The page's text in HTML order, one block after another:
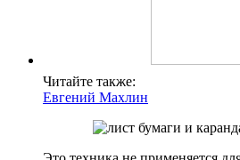
Читайте также:
Евгений Махлин